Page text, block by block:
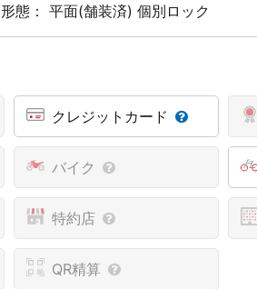
形態： 平面(舗装済) 個別ロック
クレジットカード
バイク
特約店
QR精算